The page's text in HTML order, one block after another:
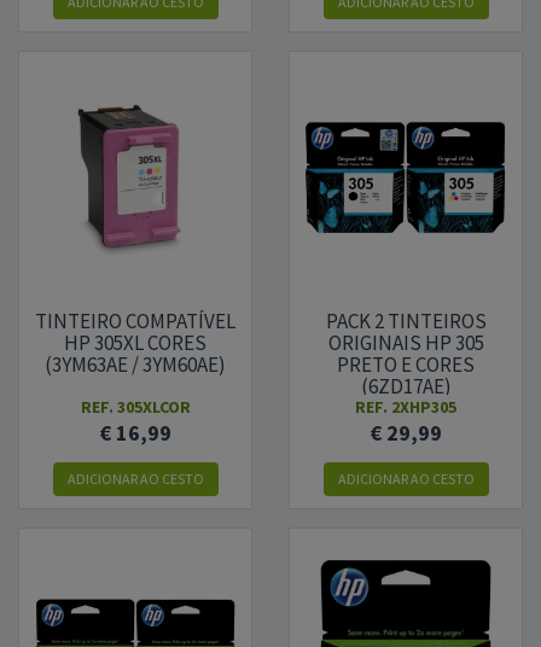
TINTEIRO COMPATÍVEL
HP 305XL CORES
(3YM63AE / 3YM60AE)
REF. 305XLCOR
€ 16,99
ADICIONARAO CESTO
PACK 2 TINTEIROS
ORIGINAIS HP 305
PRETO E CORES
(6ZD17AE)
REF. 2XHP305
€ 29,99
ADICIONARAO CESTO